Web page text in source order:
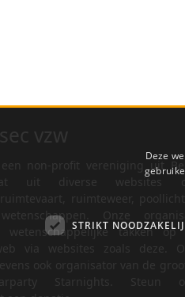
een non-profit vereniging uit
uit diverse websites
Onze
wetenschappelijke takken op
Deze
STRIKT